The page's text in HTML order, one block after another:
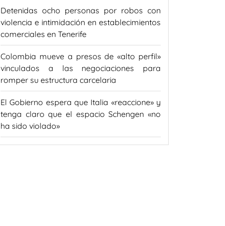
Detenidas ocho personas por robos con
violencia e intimidación en establecimientos
comerciales en Tenerife
Colombia mueve a presos de «alto perfil»
vinculados a las negociaciones para
romper su estructura carcelaria
El Gobierno espera que Italia «reaccione» y
tenga claro que el espacio Schengen «no
ha sido violado»